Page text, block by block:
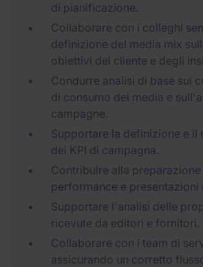
di pianificazione.
Collaborare con i colleghi
definizione del media mix
obiettivi del cliente e degli
Condurre analisi di base sui
di consumo dei media e
campagne.
Supportare la definizione e il
dei KPI di campagna.
Contribuire alla
performance e
Supportare l'analisi delle
ricevute da editori e fornitori.
Collaborare con i team di
assicurando un corretto